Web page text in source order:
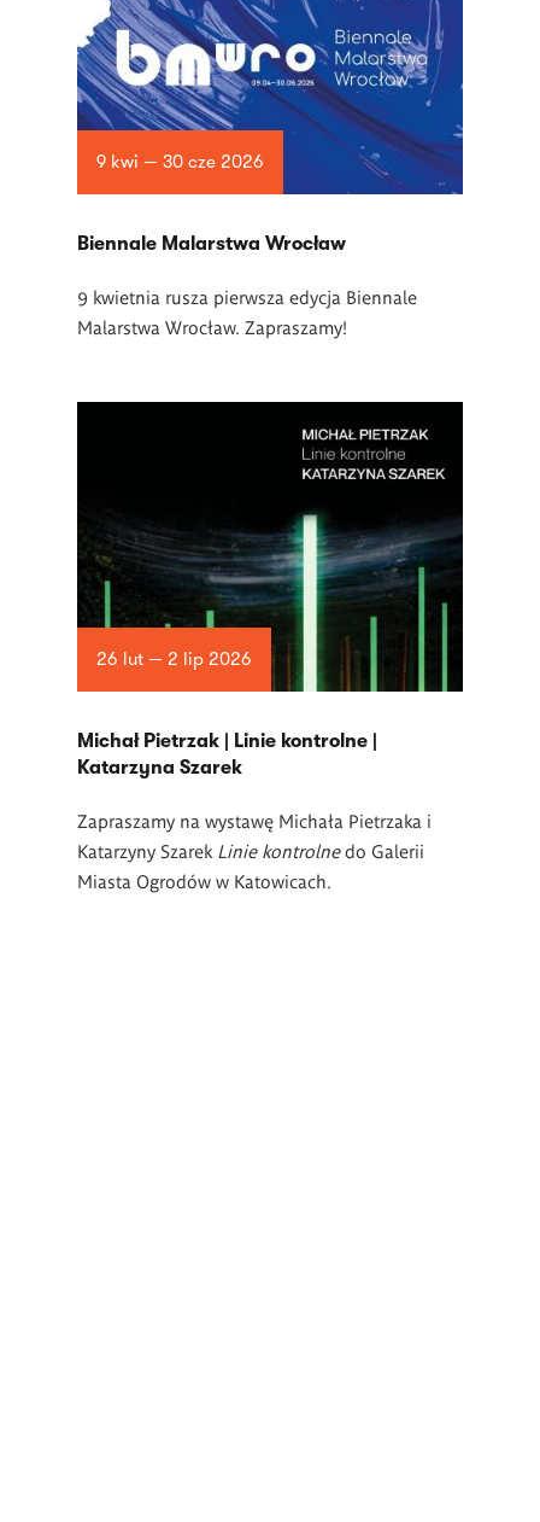
9 kwi — 30 cze 2026
Biennale Malarstwa Wrocław
9 kwietnia rusza pierwsza edycja Biennale
Malarstwa Wrocław. Zapraszamy!
26 lut — 2 lip 2026
Michał Pietrzak | Linie kontrolne |
Katarzyna Szarek
Zapraszamy na wystawę Michała Pietrzaka i
Katarzyny Szarek Linie kontrolnedo Galerii
Miasta Ogrodów w Katowicach.